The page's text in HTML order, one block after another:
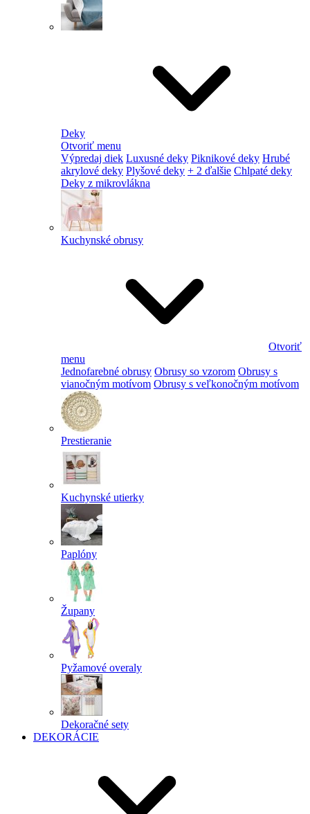
Deky
Otvoriť menu
Výpredaj diek Luxusné deky Piknikové deky Hrubé
akrylové deky Plyšové deky + 2 ďalšie Chlpaté deky
Deky z mikrovlákna
Kuchynské obrusy
Otvoriť
menu
Jednofarebné obrusy Obrusy so vzorom Obrusy s
vianočným motívom Obrusy s veľkonočným motívom
Prestieranie
Kuchynské utierky
Paplóny
Župany
Pyžamové overaly
Dekoračné sety
DEKORÁCIE